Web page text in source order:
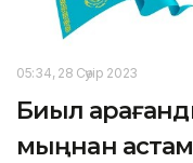
05:34, 28 Сәуір 2023
Биыл
мыңнан